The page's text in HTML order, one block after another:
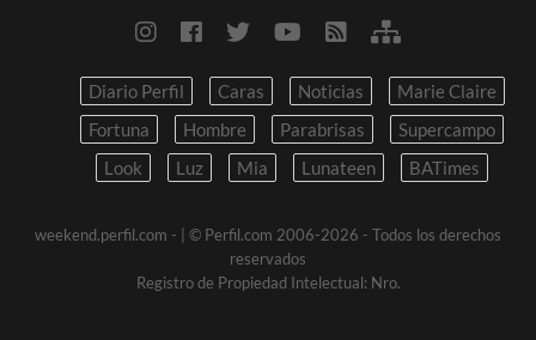
Diario Perfil Caras Noticias
Marie Claire
Fortuna
Hombre Parabrisas
Supercampo
Look
Luz Mia Lunateen BATimes
weekend.perfil.com -
| © Perfil.com 2006-2026 - Todos los derechos
reservados
Registro de Propiedad Intelectual: Nro.